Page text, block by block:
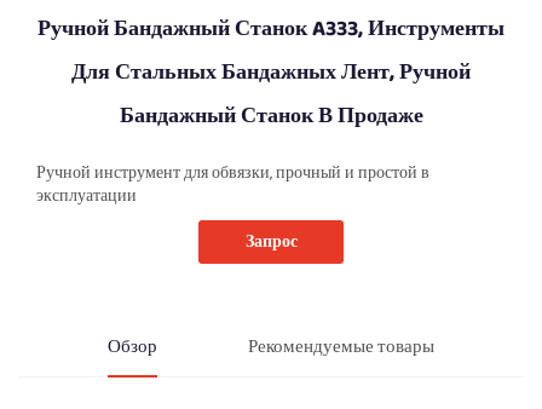
Ручной Бандажный Станок A333, Инструменты
Для Стальных Бандажных Лент, Ручной
Бандажный Станок В Продаже
Ручной инструмент для обвязки, прочный и простой в
эксплуатации
Запрос
Обзор Рекомендуемые товары